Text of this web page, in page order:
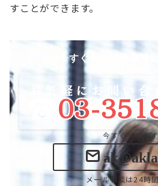
すことができます。
今すぐＡＫ法律事務
今すぐメール
メール相談は24時